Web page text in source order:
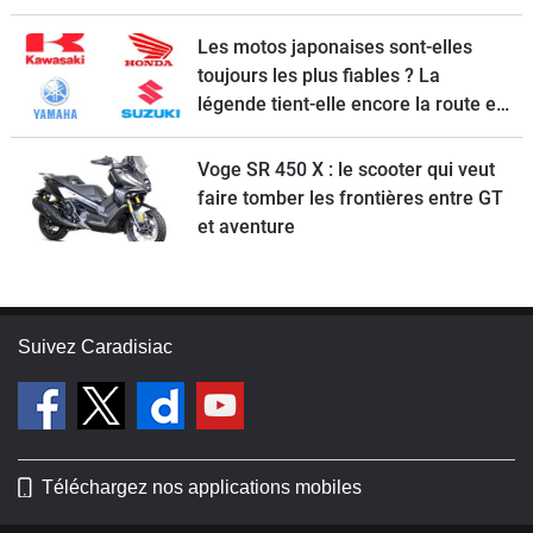
Les motos japonaises sont-elles
toujours les plus fiables ? La
légende tient-elle encore la route en
2026 ?
Voge SR 450 X : le scooter qui veut
faire tomber les frontières entre GT
et aventure
Suivez Caradisiac
Téléchargez nos applications mobiles